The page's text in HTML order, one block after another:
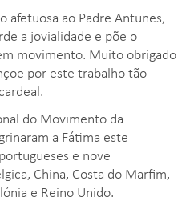
afetuosa ao Padre Antunes,
a jovialidade e põe o
movimento. Muito obrigado
por este trabalho tão
do Movimento da
a Fátima este
e nove
China, Costa do Marfim,
e Reino Unido.